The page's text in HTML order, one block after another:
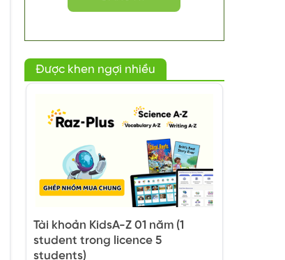
Được khen ngợi nhiều
Tài khoản KidsA-Z 01 năm (1
student trong licence 5
students)